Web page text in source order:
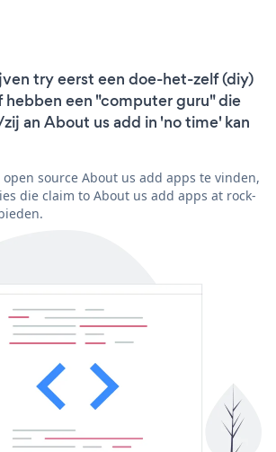
try eerst een doe-het-zelf (diy)
hebben een "computer guru" die
an About us add in 'no time' kan
source About us add apps te vinden,
die claim to About us add apps at rock-